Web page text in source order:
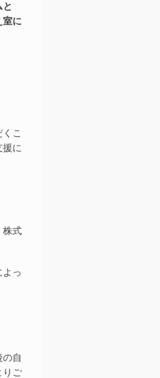
と
室に
こ
援に
株式
よっ
の自
りご